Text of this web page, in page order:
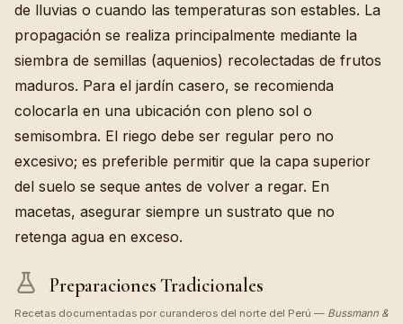
de lluvias o cuando las temperaturas son estables. La
propagación se realiza principalmente mediante la
siembra de semillas (aquenios) recolectadas de frutos
maduros. Para el jardín casero, se recomienda
colocarla en una ubicación con pleno sol o
semisombra. El riego debe ser regular pero no
excesivo; es preferible permitir que la capa superior
del suelo se seque antes de volver a regar. En
macetas, asegurar siempre un sustrato que no
retenga agua en exceso.
Preparaciones Tradicionales
Recetas documentadas por curanderos del norte del Perú — Bussmann &